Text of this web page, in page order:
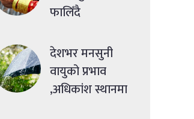
फालिँदै
देशभर मनसुनी
वायुको प्रभाव
,अधिकांश स्थानमा